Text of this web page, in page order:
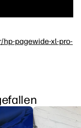
pagewide-xl-pro-